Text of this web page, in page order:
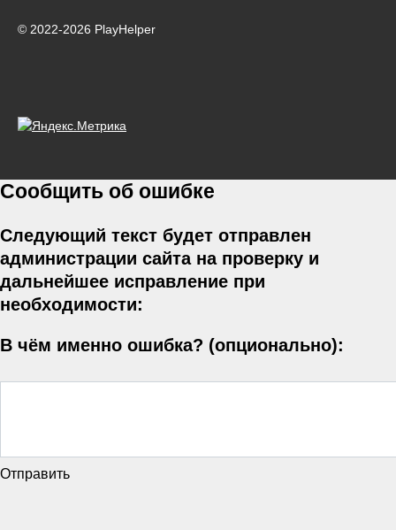
© 2022-2026 PlayHelper
Сообщить об ошибке
Следующий текст будет отправлен
администрации сайта на проверку и
дальнейшее исправление при
необходимости:
В чём именно ошибка? (опционально):
Отправить